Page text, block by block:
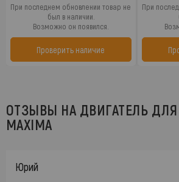
При последнем обновлении товар не
был в наличии.
Возможно он появился.
Проверить наличие
При
ОТЗЫВЫ НА ДВИГАТЕЛЬ ДЛЯ
MAXIMA
Юрий